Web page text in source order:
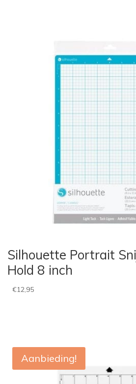
Silhouette Portrait
Hold 8 inch
€12,95
Aanbieding!